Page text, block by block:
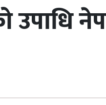
उपाधि